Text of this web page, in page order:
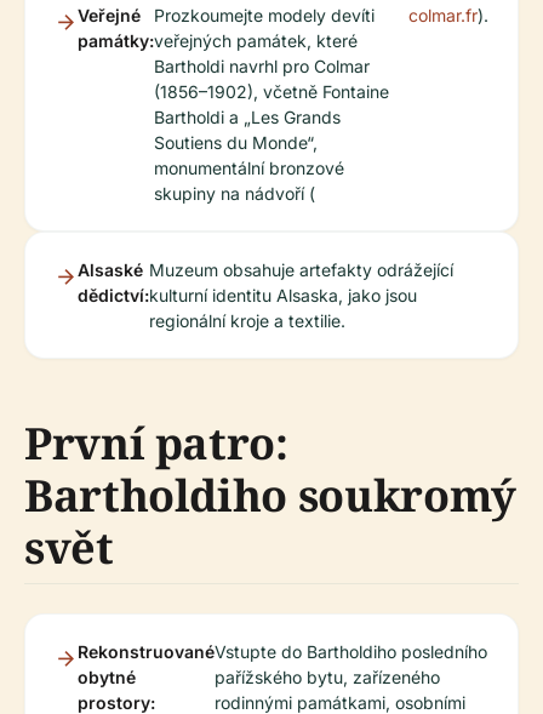
Veřejné
památky:
Prozkoumejte modely devíti
veřejných památek, které
Bartholdi navrhl pro Colmar
(1856–1902), včetně Fontaine
Bartholdi a „Les Grands
Soutiens du Monde“,
monumentální bronzové
skupiny na nádvoří (
colmar.fr).
Alsaské
dědictví:
Muzeum obsahuje artefakty odrážející
kulturní identitu Alsaska, jako jsou
regionální kroje a textilie.
První patro:
Bartholdiho soukromý
svět
Rekonstruované
obytné
prostory:
Vstupte do Bartholdiho posledního
pařížského bytu, zařízeného
rodinnými památkami, osobními